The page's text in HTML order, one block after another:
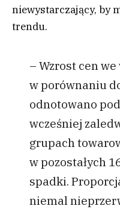
niewystarczający, by
trendu.
– Wzrost cen
w porównaniu
odnotowano
wcześniej
grupach
w pozostałych
spadki.
niemal